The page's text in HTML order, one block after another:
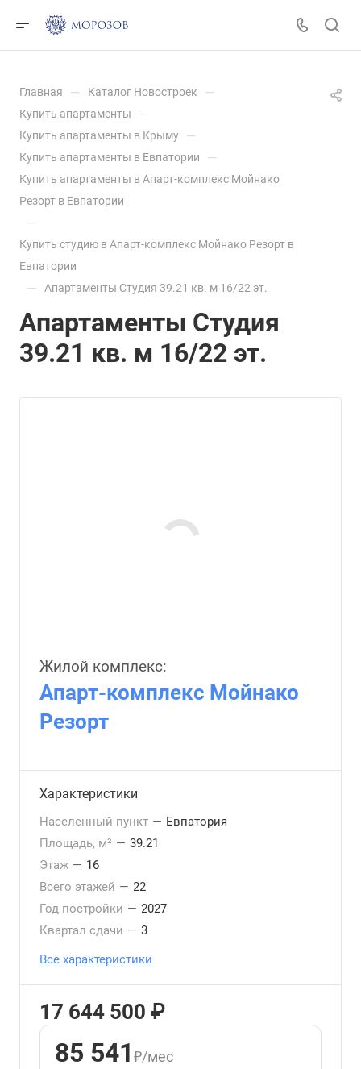
Главная — Каталог Новостроек —
Купить апартаменты —
Купить апартаменты в Крыму —
Купить апартаменты в Евпатории —
Купить апартаменты в Апарт-комплекс Мойнако
Резорт в Евпатории
—
Купить студию в Апарт-комплекс Мойнако Резорт в
Евпатории
— Апартаменты Студия 39.21 кв. м 16/22 эт.
Апартаменты Студия
39.21 кв. м 16/22 эт.
Жилой комплекс:
Апарт-комплекс Мойнако
Резорт
Характеристики
Населенный пункт — Евпатория
Площадь, м² — 39.21
Этаж — 16
Всего этажей — 22
Год постройки — 2027
Квартал сдачи — 3
Все характеристики
17 644 500 ₽
85 541 ₽/мес